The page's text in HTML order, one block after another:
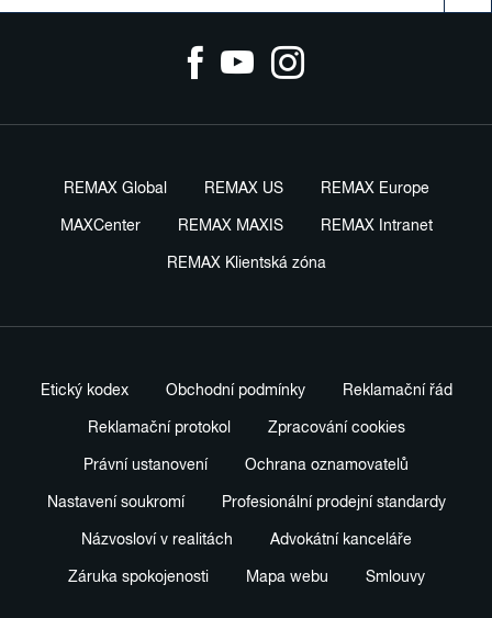
REMAX Global REMAX US REMAX Europe
MAXCenter REMAX MAXIS REMAX Intranet
REMAX Klientská zóna
Etický kodex Obchodní podmínky Reklamační řád
Reklamační protokol Zpracování cookies
Právní ustanovení Ochrana oznamovatelů
Nastavení soukromí Profesionální prodejní standardy
Názvosloví v realitách Advokátní kanceláře
Záruka spokojenosti Mapa webu Smlouvy